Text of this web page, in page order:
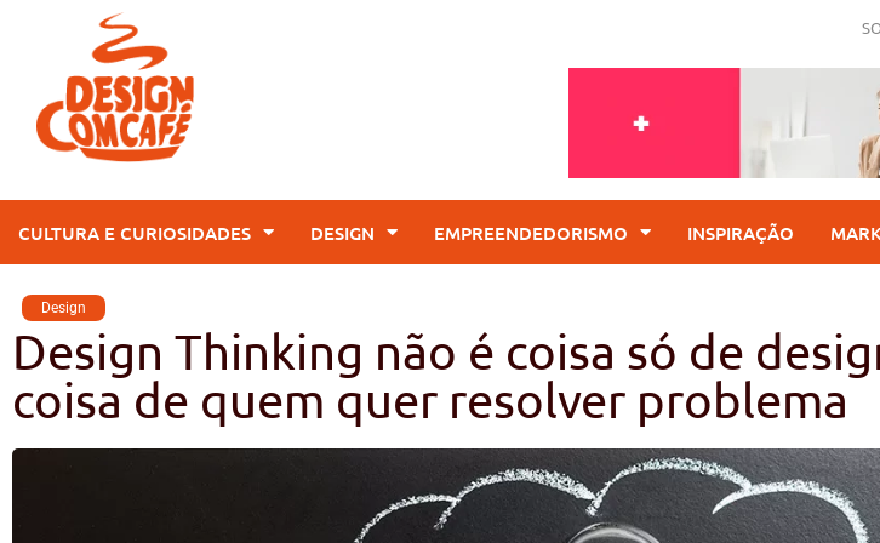
CULTURA E CURIOSIDADES DESIGN EMPREENDEDORISMO INSPIRAÇÃO
Design
Design Thinking não é coisa só de
coisa de quem quer resolver problema